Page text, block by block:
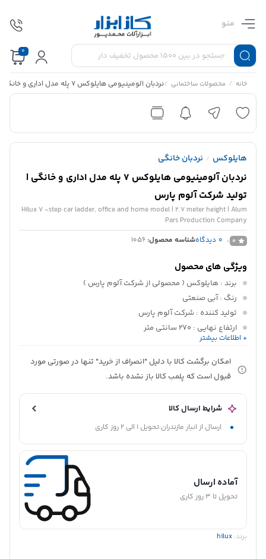
منو
0
خانه / محصولات ساختمانی /نردبان آلومینیومی هایلوکس 7 پله مدل اداری و خانگی | تولید شرکت آلوم پارس
هایلوکس / نردبان خانگی
نردبان آلومینیومی هایلوکس 7 پله مدل اداری و خانگی |
تولید شرکت آلوم پارس
Hilux 7 -step car ladder, office and home model | 2.7 meter height | Alum
Pars Production Company
0
0 دیدگاهشناسه محصول: 1056
ویژگی های محصول
برند : هایلوکس ( محصولی از شرکت آلوم پارس )
رنگ : آبی صنعتی
تولید کننده : شرکت آلوم پارس
ارتفاع نهایی : 270 سانتی متر
کاربرد: برای نصب خانگی، سیستم‌های روشنایی، فروشگاه ها،
نصاب‌ها و کاربران تاسیساتی
جنس پله ها
: آلومینیوم تقویت شده با روکش ضد لغزش
نوع نردبان
: دو طرفه ثابت
ارتفاع کامل در حالت بسته: 270 سانتی متر
+ اطلاعات بیشتر
امکان برگشت کالا با دلیل "انصراف از خرید" تنها در صورتی مورد
قبول است که پلمب کالا باز نشده باشد.
شرایط ارسال کالا
ارسال از انبار مازندران:تحویل 1 الی 2 روز کاری
آماده ارسال
تحویل تا 3 روز کاری
برند: hilux